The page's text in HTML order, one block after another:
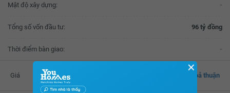
Mật độ xây dựng: -
Tổng số vốn đầu tư: 96 tỷ đồng
Thời điểm bàn giao: -
Giá Thoả thuận
✕